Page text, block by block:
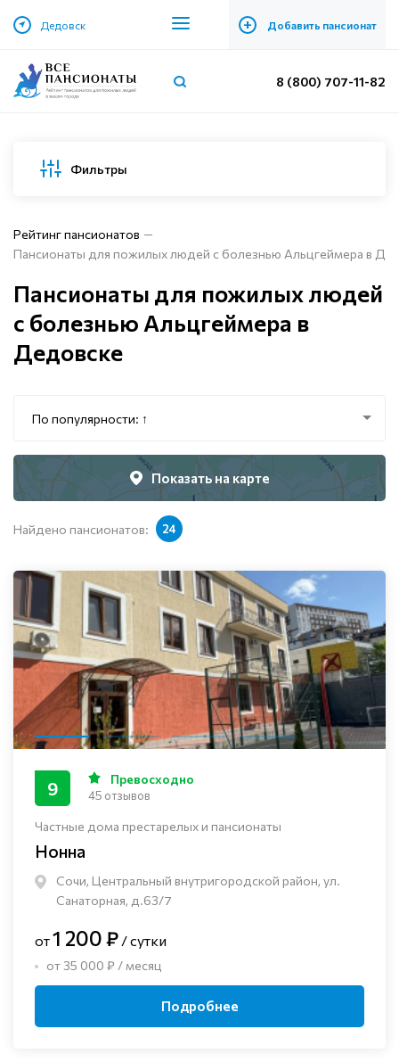
Дедовск + Добавить пансионат
8 (800) 707-11-82
Фильтры
Рейтинг пансионатов
Пансионаты для пожилых людей с болезнью Альцгеймера в
Пансионаты для пожилых людей
с болезнью Альцгеймера в
Дедовске
По популярности: ↑
Показать на карте
Найдено пансионатов: 24
Частные дома престарелых и пансионаты
Нонна
Сочи, Центральный внутригородской район, ул.
Санаторная, д.63/7
9 Превосходно
45 отзывов
от1 200 ₽ / сутки
от 35 000 ₽ / месяц
Подробнее